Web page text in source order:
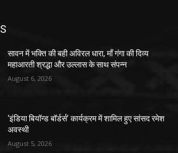
सावन में भक्ति की बही अविरल धारा, माँ गंगा की दिव्य
महाआरती श्रद्धा और उल्लास के साथ संपन्न
August 6, 2026
‘इंडिया बियॉन्ड बॉर्डर्स’ कार्यक्रम में शामिल हुए सांसद रमेश
अवस्थी
August 5, 2026